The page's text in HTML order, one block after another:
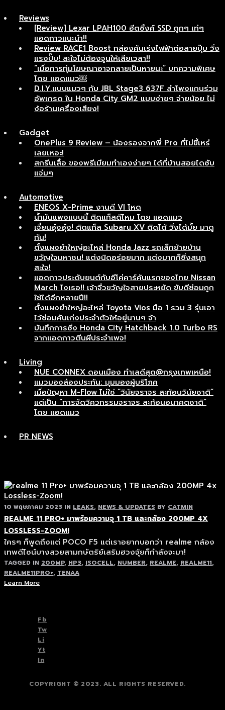
Reviews
[Review] Lexar LPAH100 ฮีตซิ้งค์ SSD ถูกๆ เท่ๆ
แอดกาวแนะนำ!!
Review RACE1 Boost กล่องคันเร่งไฟฟ้าต่อสายปุ๊บ วิ่ง
แรงปั๊บ! สะใจไม่ต้องจูนให้เสียเวลา!!
“เมื่อการทุ่มโฆษณาอาจกลายเป็นหายนะ” บทความพิเศษ
โดย แอดแมว￼
D.I.Y.แบบแมวๆ กับ JBL Stage3 637F ลำโพงแกนร่วม
อัพเกรด ใน Honda City GM2 แบบง่ายๆ จ่ายน้อย ไม่
ง้อร้านเครื่องเสียง!
Gadget
OnePlus 9 Review – น้องรองจากพี่ Pro ที่ไม่ขี้เหร่
เลยเหอะ!
สกรีนเสื้อ ของพรีเมียมทำเองง่ายๆ ได้ที่บ้านสอยไดซับ
แจ่มๆ
Automotive
ENEOS X-Prime งานดี VI โหด
น้ำมันแพงแบบนี้ ติดแก็สดีไหม โดย แอดแมว
เจี๋ยนอุ๋งอุ๋ง! ติดแก็ส Subaru XV ติดได้ วิ่งได้มั้ย มาดู
กัน!
ตั้งแผงยำใหญ่อะไหล่ Honda Jazz รถเล็กย้ายบ้าน
ขวัญใจมหาชน! แต่งนิดอร่อยมาก แต่งมากก็ซิ่งสนุก
สะใจ!
แอดกาวประดับยนต์กับอีโค่คาร์คันแรกของไทย Nissan
March ไงเธอ!! เจ้าจิ๋วขวัญใจสายประหยัด ขับดีซ่อมถูก
ใช้ได้อีกหลายปี!!
ตั้งแผงยำใหญ่อะไหล่ Toyota Vios มือ 1 รวม 3 รุ่นเอา
ไว้ซ่อมคันเก่งประจำตัวให้อยู่นานๆ จ้า
บันทึกการซิ่ง Honda City Hatchback 1.0 Turbo RS
จากแอดกาวตีนผีประจำเพจ!
Living
NUE CONNEX ดอนเมือง ทำเลดีสุด@กรุงเทพเหนือ!
แมวมองส่องประกัน: มุมมองผู้บริโภค
เมื่อปัญหา M-Flow ไม่ใช่ “วินัยจราจร สะท้อนวินัยชาติ”
แต่เป็น “การจัดวิศวกรรมจราจร สะท้อนอนาคตชาติ”
โดย แอดแมว
PR NEWS
10 พฤษภาคม 2023 IN LEAKS, NEWS & UPDATES BY CATMIN
REALME 11 PRO+ มาพร้อมความจุ 1 TB และกล้อง 200MP 4X
LOSSLESS-ZOOM!
ใครๆ ก็พูดถึงแต่ POCO F5 แต่เราอยากบอกว่า realme กล้อง
เทพดีไซน์บางสวยสามกษัตริย์เสริมฮวงจุ้ยก็กำลังจะมา!
TAGGED IN 200MP, HP3, ISOCELL, NUMBER, REALME, REALME11,
REALME11PRO+, TENAA
Learn More
Fb
Tw
Li
Yt
In
COPYRIGHT © 2023. ALL RIGHTS RESERVED.